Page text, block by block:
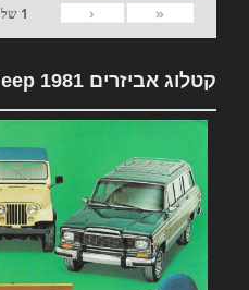
«
‹
1 של
קטלוג אביזרים 1981 Jeep